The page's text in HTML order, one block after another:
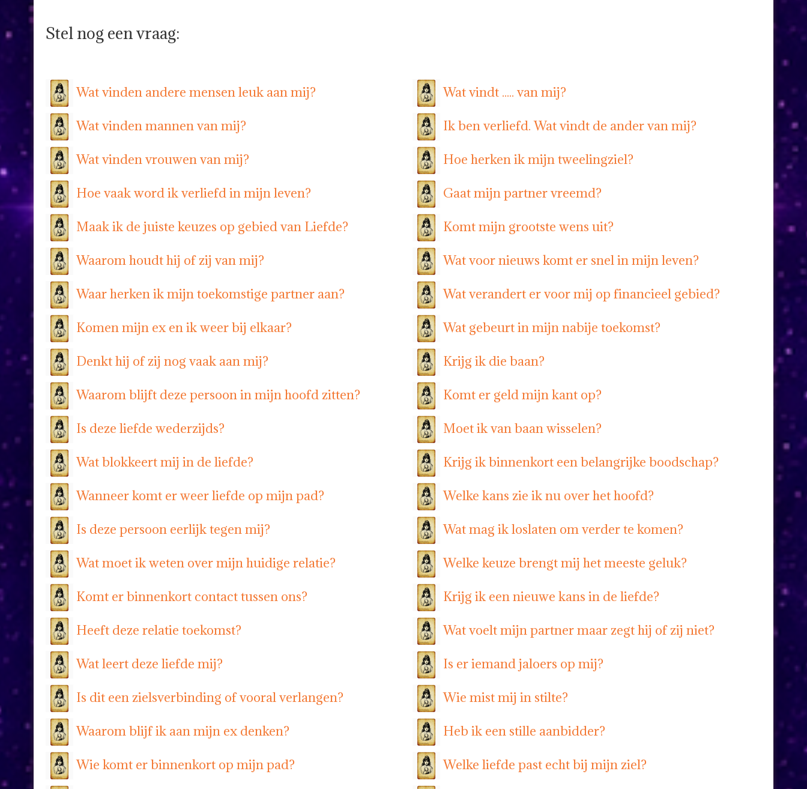
Stel nog een vraag:
Wat vinden andere mensen leuk aan mij?
Wat vinden mannen van mij?
Wat vinden vrouwen van mij?
Hoe vaak word ik verliefd in mijn leven?
Maak ik de juiste keuzes op gebied van Liefde?
Waarom houdt hij of zij van mij?
Waar herken ik mijn toekomstige partner aan?
Komen mijn ex en ik weer bij elkaar?
Denkt hij of zij nog vaak aan mij?
Waarom blijft deze persoon in mijn hoofd zitten?
Is deze liefde wederzijds?
Wat blokkeert mij in de liefde?
Wanneer komt er weer liefde op mijn pad?
Is deze persoon eerlijk tegen mij?
Wat moet ik weten over mijn huidige relatie?
Komt er binnenkort contact tussen ons?
Heeft deze relatie toekomst?
Wat leert deze liefde mij?
Is dit een zielsverbinding of vooral verlangen?
Waarom blijf ik aan mijn ex denken?
Wie komt er binnenkort op mijn pad?
Wat vindt ..... van mij?
Ik ben verliefd. Wat vindt de ander van mij?
Hoe herken ik mijn tweelingziel?
Gaat mijn partner vreemd?
Komt mijn grootste wens uit?
Wat voor nieuws komt er snel in mijn leven?
Wat verandert er voor mij op financieel gebied?
Wat gebeurt in mijn nabije toekomst?
Krijg ik die baan?
Komt er geld mijn kant op?
Moet ik van baan wisselen?
Krijg ik binnenkort een belangrijke boodschap?
Welke kans zie ik nu over het hoofd?
Wat mag ik loslaten om verder te komen?
Welke keuze brengt mij het meeste geluk?
Krijg ik een nieuwe kans in de liefde?
Wat voelt mijn partner maar zegt hij of zij niet?
Is er iemand jaloers op mij?
Wie mist mij in stilte?
Heb ik een stille aanbidder?
Welke liefde past echt bij mijn ziel?